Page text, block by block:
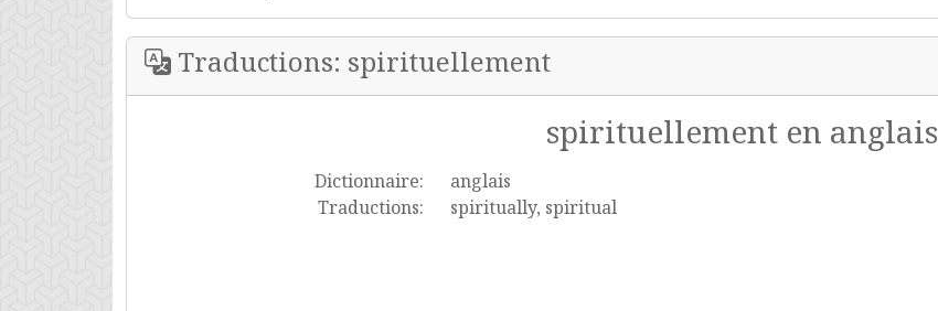
Traductions: spirituellement
spirituellement en anglais
Dictionnaire:
anglais
Traductions:
spiritually, spiritual